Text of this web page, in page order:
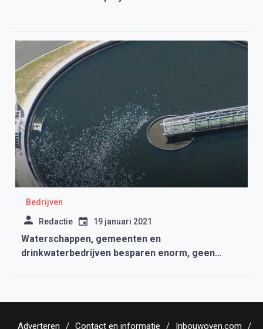
Bedrijven
Redactie 19 januari 2021
Waterschappen, gemeenten en
drinkwaterbedrijven besparen enorm, geen
Adverteren Contact en informatie Inbouwoven.com